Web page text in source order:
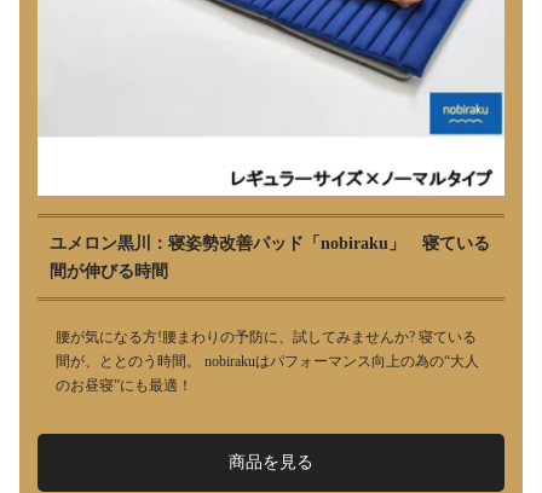
ユメロン黒川：寝姿勢改善パッド「nobiraku」 寝ている
間が伸びる時間
腰が気になる方!腰まわりの予防に、試してみませんか? 寝ている
間が、ととのう時間。 nobirakuはパフォーマンス向上の為の“大人
のお昼寝”にも最適！
商品を見る